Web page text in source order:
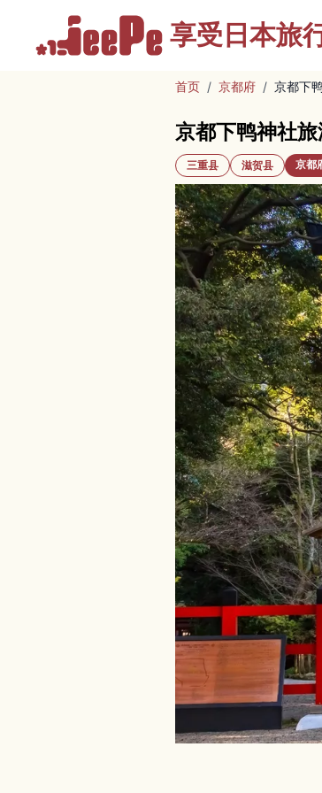
享受 日本旅
首页 / 京都府 / 京都下
京都下鸭神社
三重县 滋贺县 京都